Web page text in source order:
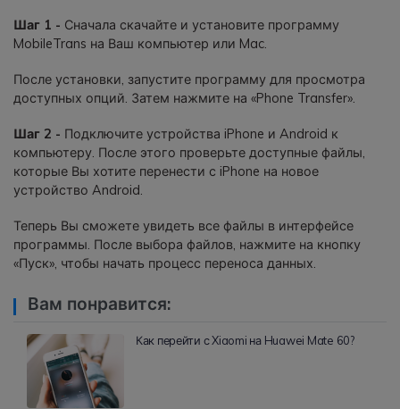
Шаг 1 - Сначала скачайте и установите программу
MobileTrans на Ваш компьютер или Mac.
После установки, запустите программу для просмотра
доступных опций. Затем нажмите на «Phone Transfer».
Шаг 2 - Подключите устройства iPhone и Android к
компьютеру. После этого проверьте доступные файлы,
которые Вы хотите перенести с iPhone на новое
устройство Android.
Теперь Вы сможете увидеть все файлы в интерфейсе
программы. После выбора файлов, нажмите на кнопку
«Пуск», чтобы начать процесс переноса данных.
Вам понравится:
Как перейти с Xiaomi на Huawei Mate 60?